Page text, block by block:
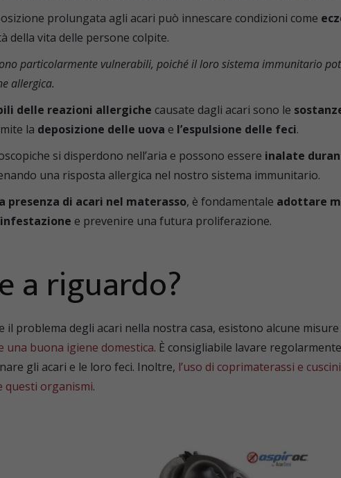
prolungata agli acari può innescare condizioni come
della vita delle persone colpite.
particolarmente vulnerabili, poiché il loro sistema immunitario
allergica.
delle reazioni allergiche causate dagli acari sono le
la deposizione delle uova e l’espulsione delle feci.
si disperdono nell’aria e possono essere inalate
una risposta allergica nel nostro sistema immunitario.
presenza di acari nel materasso, è fondamentale adottare
e prevenire una futura proliferazione.
a riguardo?
il problema degli acari nella nostra casa, esistono alcune
buona igiene domestica. È consigliabile lavare
gli acari e le loro feci. Inoltre, l’uso di coprimaterassi e
questi organismi.